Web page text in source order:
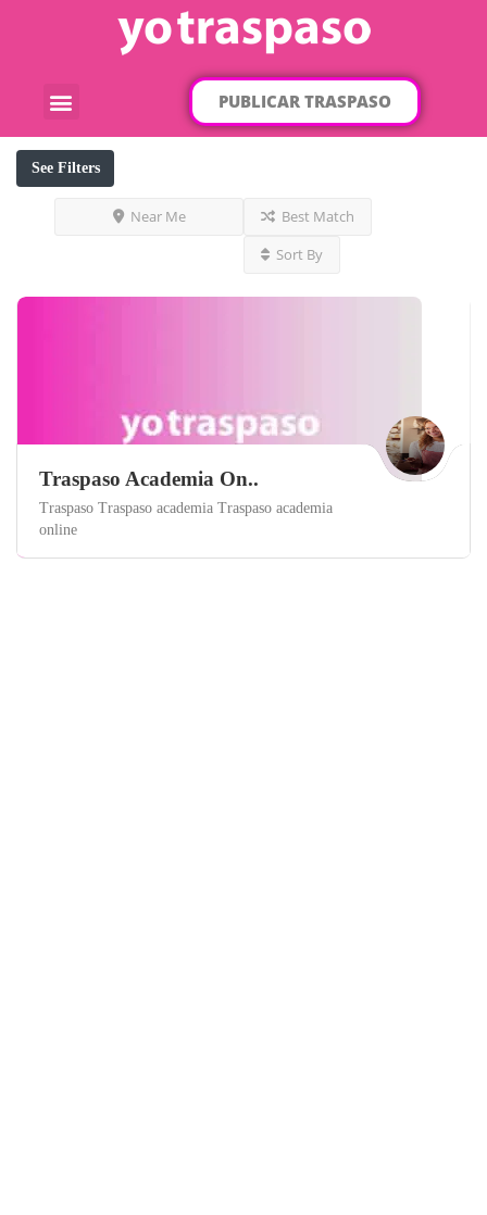
PUBLICAR TRASPASO
See Filters
Near Me
Best Match
Sort By
Traspaso Academia On..
Traspaso Traspaso academia Traspaso academia
online